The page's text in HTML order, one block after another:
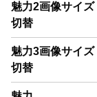
魅力2画像サイズ
切替
魅力3画像サイズ
切替